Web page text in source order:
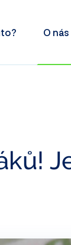
O nás